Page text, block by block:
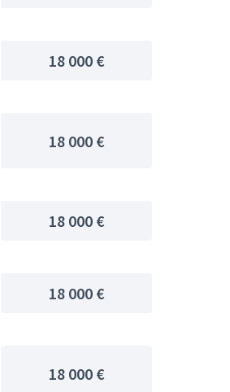
18 000 €
18 000 €
18 000 €
18 000 €
18 000 €